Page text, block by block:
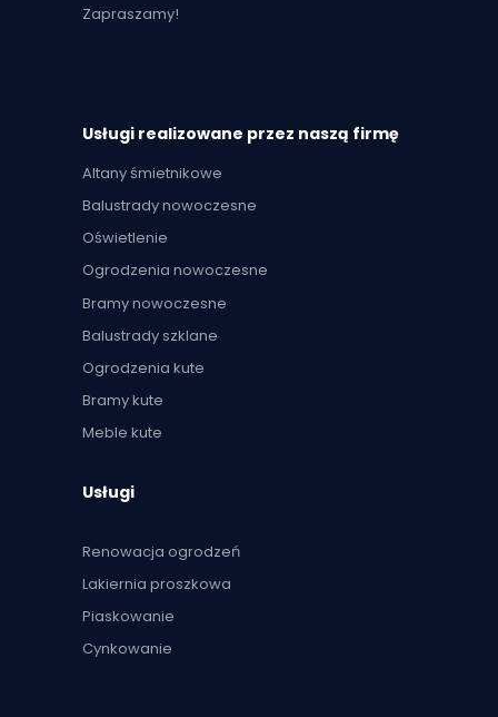
Zapraszamy!
Usługi realizowane przez naszą firmę
Altany śmietnikowe
Balustrady nowoczesne
Oświetlenie
Ogrodzenia nowoczesne
Bramy nowoczesne
Balustrady szklane
Ogrodzenia kute
Bramy kute
Meble kute
Usługi
Renowacja ogrodzeń
Lakiernia proszkowa
Piaskowanie
Cynkowanie